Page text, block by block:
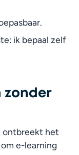
ik bepaal zelf
zonder
ontbreekt het
e-learning